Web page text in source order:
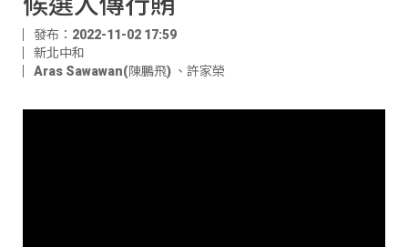
發布：2022-11-02 17:59
新北中和
Aras Sawawan(陳鵬飛) 、 許家榮